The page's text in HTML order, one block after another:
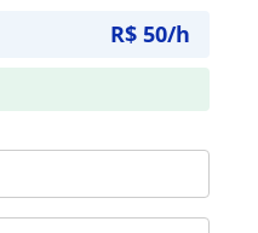
R$ 50/h